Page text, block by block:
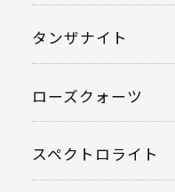
タンザナイト
ローズクォーツ
スペクトロライト